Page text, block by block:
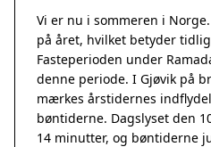
Vi er nu i sommeren i
på året, hvilket betyder
Fasteperioden under
denne periode. I Gjøvik på
mærkes årstidernes
bøntiderne. Dagslyset den
14 minutter, og bøntiderne